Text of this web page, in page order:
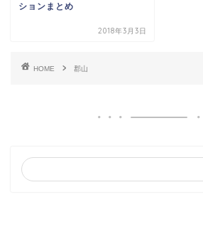
ションまとめ
2018年3月3日
HOME 郡山